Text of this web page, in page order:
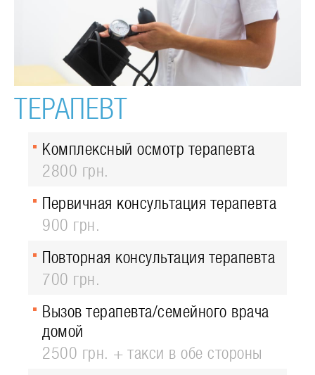
ТЕРАПЕВТ
Комплексный осмотр терапевта
2800 грн.
Первичная консультация терапевта
900 грн.
Повторная консультация терапевта
700 грн.
Вызов терапевта/семейного врача
домой
2500 грн. + такси в обе стороны